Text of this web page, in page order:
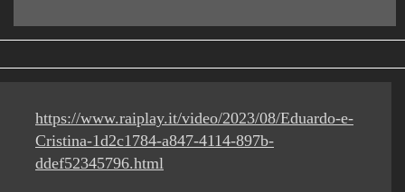
https://www.raiplay.it/video/2023/08/Eduardo-e-
Cristina-1d2c1784-a847-4114-897b-
ddef52345796.html